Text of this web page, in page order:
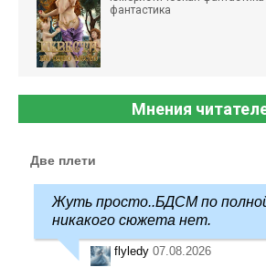
фантастика
Мнения
Две плети
Жуть просто..БДСМ по
никакого сюжета нет.
flyledy 07.08.2026